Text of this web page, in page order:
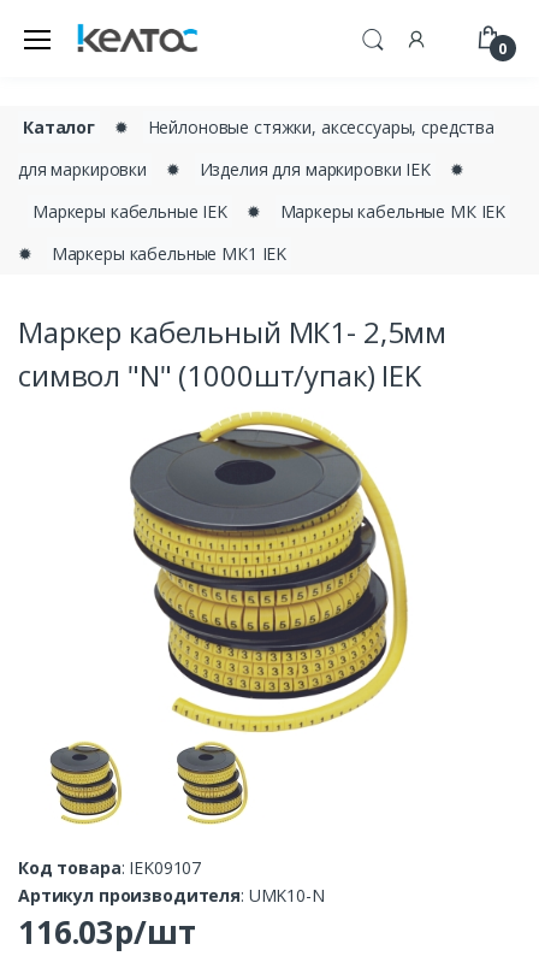
0
Каталог ✹
Нейлоновые стяжки, аксессуары, средства
для маркировки
✹ Изделия для маркировки IEK
✹
Маркеры кабельные IEK
✹
Маркеры кабельные МК IEK
✹
Маркеры кабельные МК1 IEK
Маркер кабельный МК1- 2,5мм
символ "N" (1000шт/упак) IEK
Код товара: IEK09107
Артикул производителя: UMK10-N
116.03р/шт